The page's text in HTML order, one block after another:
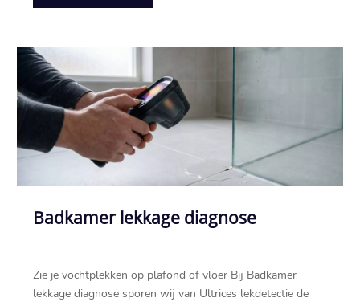
Badkamer lekkage diagnose
Zie je vochtplekken op plafond of vloer Bij Badkamer
lekkage diagnose sporen wij van Ultrices lekdetectie de